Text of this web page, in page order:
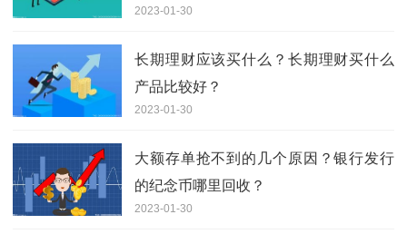
2023-01-30
长期理财应该买什么？长期理财买什么
产品比较好？
2023-01-30
大额存单抢不到的几个原因？银行发行
的纪念币哪里回收？
2023-01-30